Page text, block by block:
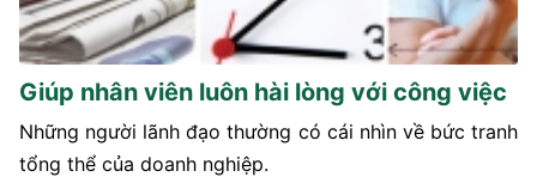
Giúp nhân viên luôn hài lòng với công việc
Những người lãnh đạo thường có cái nhìn về bức tranh
tổng thể của doanh nghiệp.